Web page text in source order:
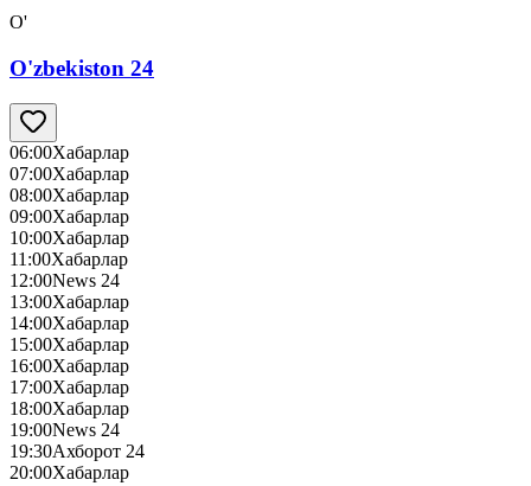
O'
O'zbekiston 24
06:00Хабарлар
07:00Хабарлар
08:00Хабарлар
09:00Хабарлар
10:00Хабарлар
11:00Хабарлар
12:00News 24
13:00Хабарлар
14:00Хабарлар
15:00Хабарлар
16:00Хабарлар
17:00Хабарлар
18:00Хабарлар
19:00News 24
19:30Ахборот 24
20:00Хабарлар